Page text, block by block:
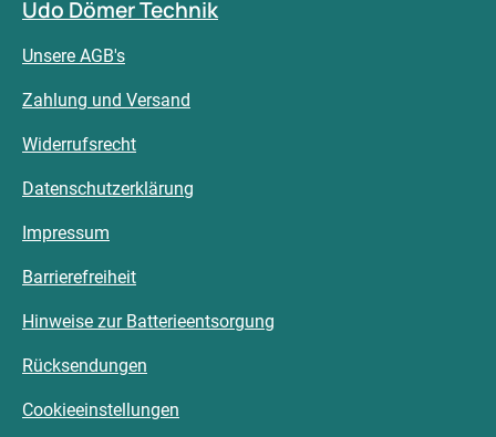
Udo Dömer Technik
Unsere AGB's
Zahlung und Versand
Widerrufsrecht
Datenschutzerklärung
Impressum
Barrierefreiheit
Hinweise zur Batterieentsorgung
Rücksendungen
Cookieeinstellungen